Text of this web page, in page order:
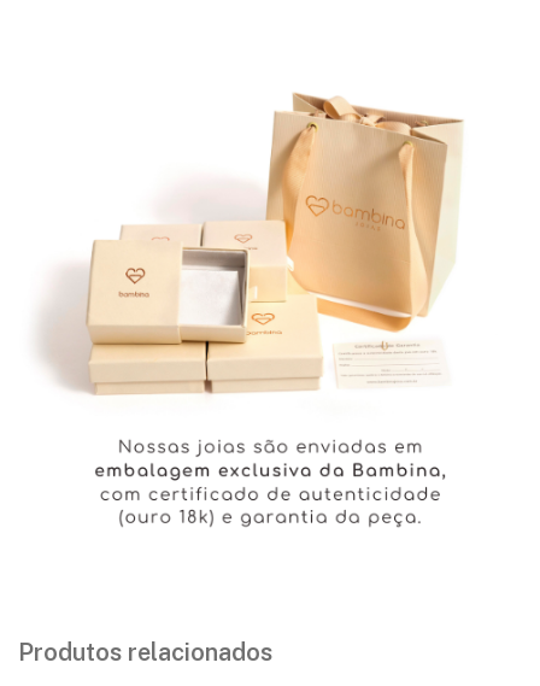
Produtos relacionados